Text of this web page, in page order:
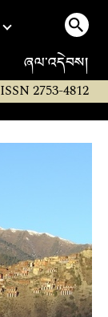
ཞལ་འདེབས།
ISSN 2753-4812